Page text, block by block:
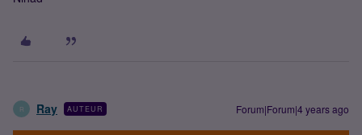
R Ray AUTEUR Forum|Forum|4 years ago